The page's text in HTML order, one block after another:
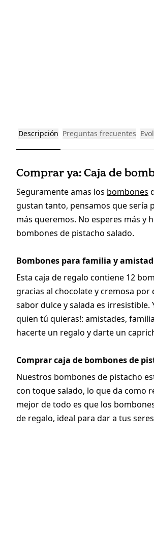
Descripción Preguntas frecuentes
Comprar ya: Caja de
Seguramente amas los bombones
gustan tanto, pensamos que sería
más queremos. No esperes más y
bombones de pistacho salado.
Bombones para familia y
Esta caja de regalo contiene 12
gracias al chocolate y cremosa por
sabor dulce y salada es irresistible.
quien tú quieras!: amistades,
hacerte un regalo y darte un
Comprar caja de bombones de
Nuestros bombones de pistacho
con toque salado, lo que da como
mejor de todo es que los
de regalo, ideal para dar a tus